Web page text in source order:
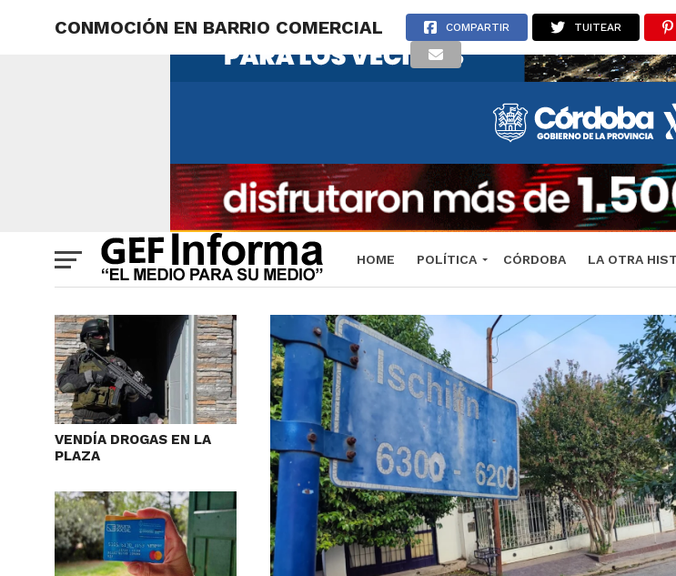
HOME POLÍTICA CÓRDOBA LA OTRA
CONMOCIÓN EN BARRIO COMERCIAL COMPARTIR TUITEAR
VENDÍA DROGAS EN LA
PLAZA